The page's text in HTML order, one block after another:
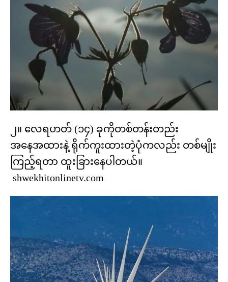
၂။ လေရဟတ် (၁၄) ခုကိုတစ်တန်းတည်း
အနေအထားနဲ့ ရိုက်ကူးထားတဲ့ပုံကလည်း တစ်မျိုး
ကြည့်ရတာ ထူးခြားနေပါတယ်။
shwekhitonlinetv.com